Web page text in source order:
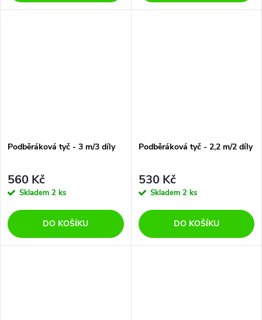
Podběráková tyč - 3 m/3 díly
560 Kč
Skladem 2 ks
DO KOŠÍKU
Podběráková tyč - 2,2 m/2 díly
530 Kč
Skladem 2 ks
DO KOŠÍKU